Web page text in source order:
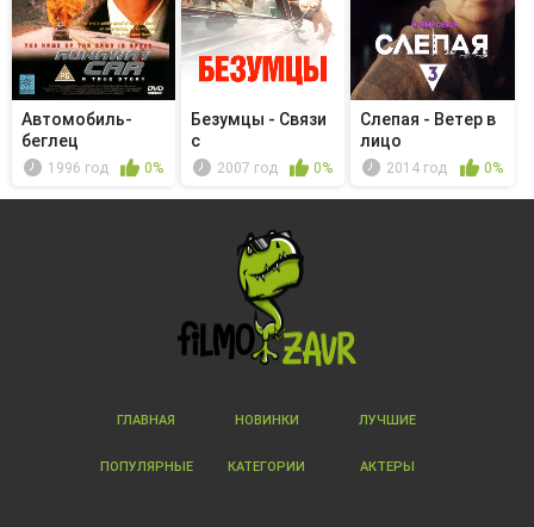
Автомобиль-
беглец
1996 год 0%
Безумцы - Связи
с
общественностью
2007 год 0%
Слепая - Ветер в
лицо
2014 год 0%
ГЛАВНАЯ НОВИНКИ ЛУЧШИЕ
ПОПУЛЯРНЫЕ КАТЕГОРИИ АКТЕРЫ